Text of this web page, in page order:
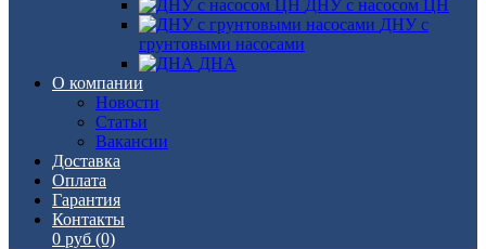
ДНУ с насосом ЦН
ДНУ с
грунтовыми насосами
ДНА
О компании
Новости
Статьи
Вакансии
Доставка
Оплата
Гарантия
Контакты
0 руб (0)